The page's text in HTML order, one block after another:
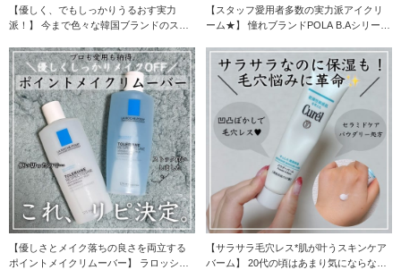
【優しく、でもしっかりうるおす実力
派！】 今まで色々な韓国ブランドのスキ
【スタッフ愛用者多数の実力派アイクリ
ーム★】 憧れブランドPOLA B.Aシリーズ
【優しさとメイク落ちの良さを両立する
ポイントメイクリムーバー】 ラロッシュ
【サラサラ毛穴レス*肌が叶うスキンケア
バーム】 20代の頃はあまり気にならなか